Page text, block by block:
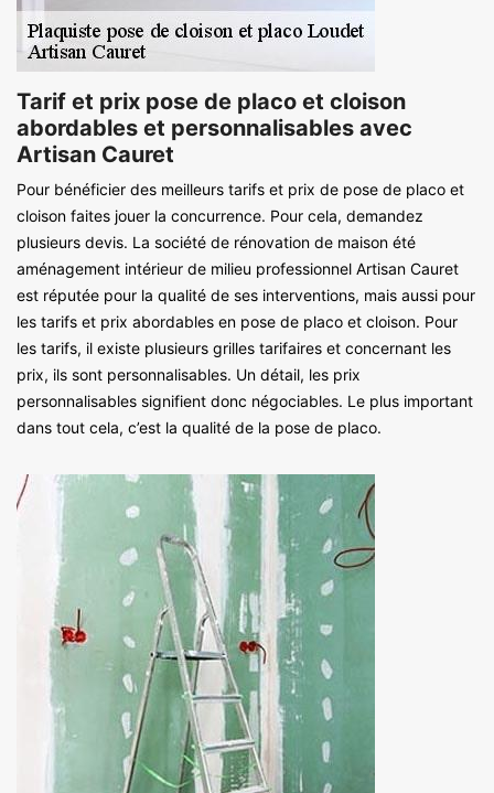
Tarif et prix pose de placo et cloison
abordables et personnalisables avec
Artisan Cauret
Pour bénéficier des meilleurs tarifs et prix de pose de placo et
cloison faites jouer la concurrence. Pour cela, demandez
plusieurs devis. La société de rénovation de maison été
aménagement intérieur de milieu professionnel Artisan Cauret
est réputée pour la qualité de ses interventions, mais aussi pour
les tarifs et prix abordables en pose de placo et cloison. Pour
les tarifs, il existe plusieurs grilles tarifaires et concernant les
prix, ils sont personnalisables. Un détail, les prix
personnalisables signifient donc négociables. Le plus important
dans tout cela, c’est la qualité de la pose de placo.